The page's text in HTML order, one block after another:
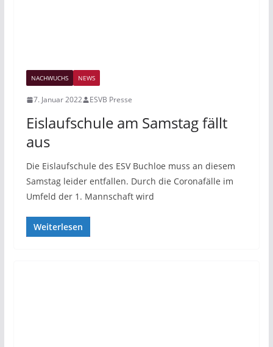
NACHWUCHS NEWS
7. Januar 2022 ESVB Presse
Eislaufschule am Samstag fällt
aus
Die Eislaufschule des ESV Buchloe muss an diesem
Samstag leider entfallen. Durch die Coronafälle im
Umfeld der 1. Mannschaft wird
Weiterlesen